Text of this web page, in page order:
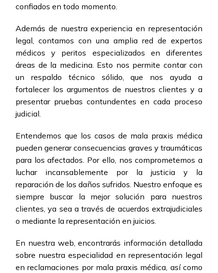
confiados en todo momento.
Además de nuestra experiencia en representación
legal, contamos con una amplia red de expertos
médicos y peritos especializados en diferentes
áreas de la medicina. Esto nos permite contar con
un respaldo técnico sólido, que nos ayuda a
fortalecer los argumentos de nuestros clientes y a
presentar pruebas contundentes en cada proceso
judicial.
Entendemos que los casos de mala praxis médica
pueden generar consecuencias graves y traumáticas
para los afectados. Por ello, nos comprometemos a
luchar incansablemente por la justicia y la
reparación de los daños sufridos. Nuestro enfoque es
siempre buscar la mejor solución para nuestros
clientes, ya sea a través de acuerdos extrajudiciales
o mediante la representación en juicios.
En nuestra web, encontrarás información detallada
sobre nuestra especialidad en representación legal
en reclamaciones por mala praxis médica, así como